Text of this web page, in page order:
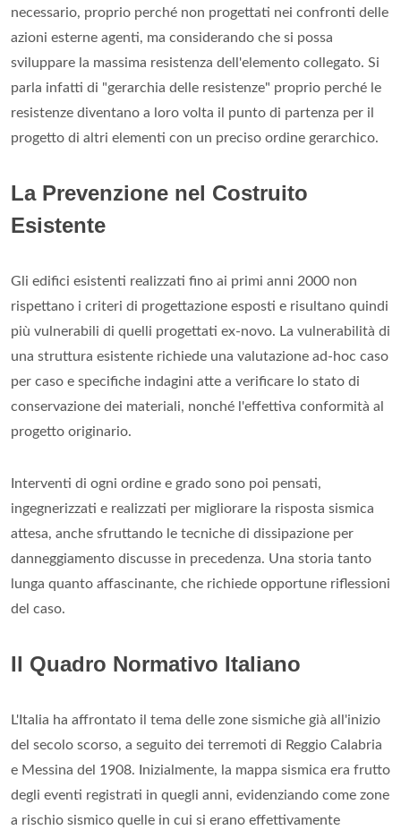
necessario, proprio perché non progettati nei confronti delle
azioni esterne agenti, ma considerando che si possa
sviluppare la massima resistenza dell'elemento collegato. Si
parla infatti di "gerarchia delle resistenze" proprio perché le
resistenze diventano a loro volta il punto di partenza per il
progetto di altri elementi con un preciso ordine gerarchico.
La Prevenzione nel Costruito
Esistente
Gli edifici esistenti realizzati fino ai primi anni 2000 non
rispettano i criteri di progettazione esposti e risultano quindi
più vulnerabili di quelli progettati ex-novo. La vulnerabilità di
una struttura esistente richiede una valutazione ad-hoc caso
per caso e specifiche indagini atte a verificare lo stato di
conservazione dei materiali, nonché l'effettiva conformità al
progetto originario.
Interventi di ogni ordine e grado sono poi pensati,
ingegnerizzati e realizzati per migliorare la risposta sismica
attesa, anche sfruttando le tecniche di dissipazione per
danneggiamento discusse in precedenza. Una storia tanto
lunga quanto affascinante, che richiede opportune riflessioni
del caso.
Il Quadro Normativo Italiano
L'Italia ha affrontato il tema delle zone sismiche già all'inizio
del secolo scorso, a seguito dei terremoti di Reggio Calabria
e Messina del 1908. Inizialmente, la mappa sismica era frutto
degli eventi registrati in quegli anni, evidenziando come zone
a rischio sismico quelle in cui si erano effettivamente